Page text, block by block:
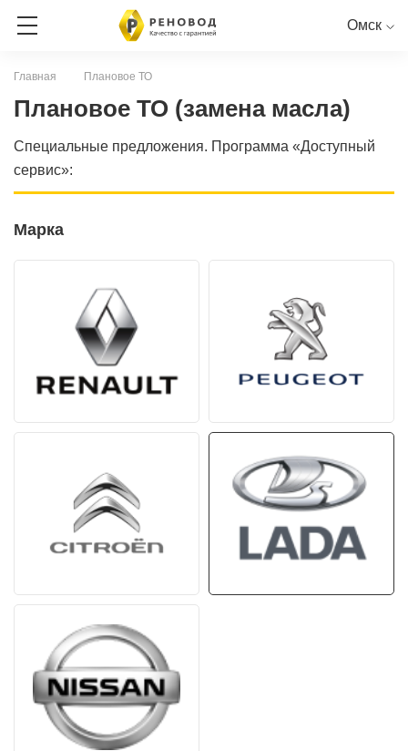
Омск
Главная Плановое ТО
Плановое ТО (замена масла)
Специальные предложения. Программа «Доступный
сервис»:
Марка
СЕРВИСНАЯ КНИГА ОНЛАЙН
RENAULT PEUGEOT CITROEN LADA NISSAN